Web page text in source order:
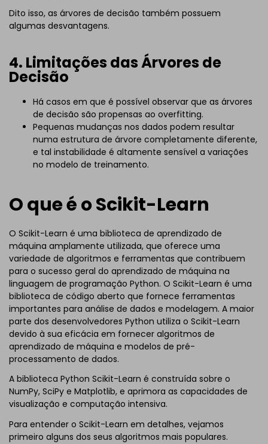
Dito isso, as árvores de decisão também possuem
algumas desvantagens.
4. Limitações das Árvores de
Decisão
Há casos em que é possível observar que as árvores
de decisão são propensas ao overfitting.
Pequenas mudanças nos dados podem resultar
numa estrutura de árvore completamente diferente,
e tal instabilidade é altamente sensível a variações
no modelo de treinamento.
O que é o Scikit-Learn
O Scikit-Learn é uma biblioteca de aprendizado de
máquina amplamente utilizada, que oferece uma
variedade de algoritmos e ferramentas que contribuem
para o sucesso geral do aprendizado de máquina na
linguagem de programação Python. O Scikit-Learn é uma
biblioteca de código aberto que fornece ferramentas
importantes para análise de dados e modelagem. A maior
parte dos desenvolvedores Python utiliza o Scikit-Learn
devido à sua eficácia em fornecer algoritmos de
aprendizado de máquina e modelos de pré-
processamento de dados.
A biblioteca Python Scikit-Learn é construída sobre o
NumPy, SciPy e Matplotlib, e aprimora as capacidades de
visualização e computação intensiva.
Para entender o Scikit-Learn em detalhes, vejamos
primeiro alguns dos seus algoritmos mais populares.